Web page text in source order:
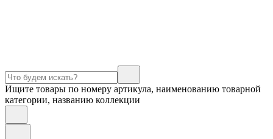
Ищите товары по номеру артикула, наименованию товарной
категории, названию коллекции